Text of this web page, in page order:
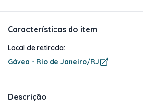
Características do item
Local de retirada:
Gávea - Rio de Janeiro/RJ
Descrição